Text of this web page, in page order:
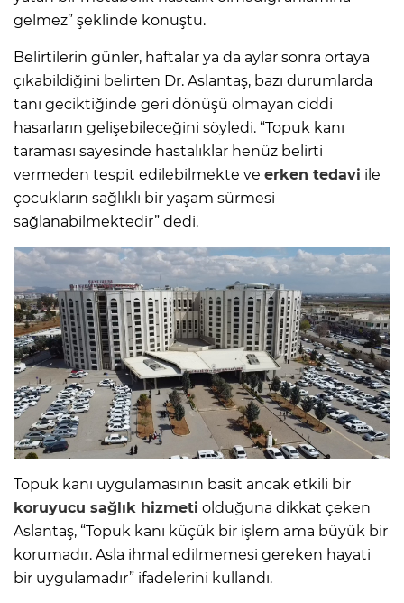
gelmez” şeklinde konuştu.
Belirtilerin günler, haftalar ya da aylar sonra ortaya
çıkabildiğini belirten Dr. Aslantaş, bazı durumlarda
tanı geciktiğinde geri dönüşü olmayan ciddi
hasarların gelişebileceğini söyledi. “Topuk kanı
taraması sayesinde hastalıklar henüz belirti
vermeden tespit edilebilmekte ve erken tedavi ile
çocukların sağlıklı bir yaşam sürmesi
sağlanabilmektedir” dedi.
Topuk kanı uygulamasının basit ancak etkili bir
koruyucu sağlık hizmeti olduğuna dikkat çeken
Aslantaş, “Topuk kanı küçük bir işlem ama büyük bir
korumadır. Asla ihmal edilmemesi gereken hayati
bir uygulamadır” ifadelerini kullandı.